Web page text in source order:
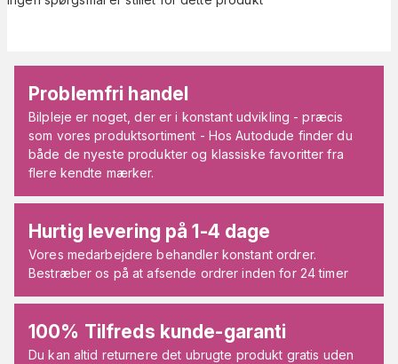
Problemfri handel
Bilpleje er noget, der er i konstant udvikling - præcis
som vores produktsortiment - Hos Autodude finder du
både de nyeste produkter og klassiske favoritter fra
flere kendte mærker.
Hurtig levering på 1-4 dage
Vores medarbejdere behandler konstant ordrer.
Bestræber os på at afsende ordrer inden for 24 timer
100% Tilfreds kunde-garanti
Du kan altid returnere det ubrugte produkt gratis uden